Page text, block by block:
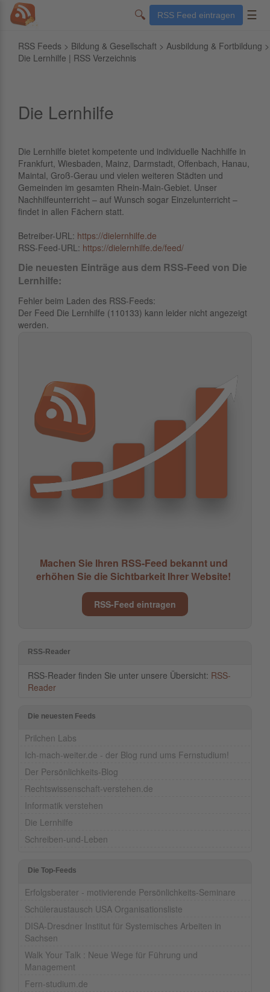
🔍 RSS Feed eintragen ☰
RSS Feeds > Bildung & Gesellschaft > Ausbildung & Fortbildung >
Die Lernhilfe | RSS Verzeichnis
Die Lernhilfe
Die Lernhilfe bietet kompetente und individuelle Nachhilfe in
Frankfurt, Wiesbaden, Mainz, Darmstadt, Offenbach, Hanau,
Maintal, Groß-Gerau und vielen weiteren Städten und
Gemeinden im gesamten Rhein-Main-Gebiet. Unser
Nachhilfeunterricht – auf Wunsch sogar Einzelunterricht –
findet in allen Fächern statt.
Betreiber-URL: https://dielernhilfe.de
RSS-Feed-URL: https://dielernhilfe.de/feed/
Die neuesten Einträge aus dem RSS-Feed von Die
Lernhilfe:
Fehler beim Laden des RSS-Feeds:
Der Feed Die Lernhilfe (110133) kann leider nicht angezeigt
werden.
Machen Sie Ihren RSS-Feed bekannt und
erhöhen Sie die Sichtbarkeit Ihrer Website!
RSS-Feed eintragen
RSS-Reader
RSS-Reader finden Sie unter unsere Übersicht: RSS-
Reader
Die neuesten Feeds
Prilchen Labs
Ich-mach-weiter.de - der Blog rund ums Fernstudium!
Der Persönlichkeits-Blog
Rechtswissenschaft-verstehen.de
Informatik verstehen
Die Lernhilfe
Schreiben-und-Leben
Die Top-Feeds
Erfolgsberater - motivierende Persönlichkeits-Seminare
Schüleraustausch USA Organisationsliste
DISA-Dresdner Institut für Systemisches Arbeiten in
Sachsen
Walk Your Talk : Neue Wege für Führung und
Management
Fern-studium.de